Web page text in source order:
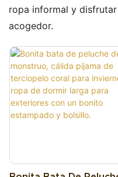
ropa informal y
acogedor.